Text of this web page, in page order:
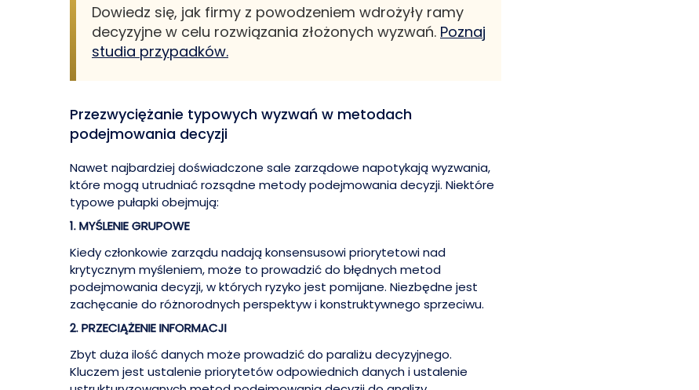
Dowiedz się, jak firmy z powodzeniem wdrożyły ramy
decyzyjne w celu rozwiązania złożonych wyzwań. Poznaj
studia przypadków.
Przezwyciężanie typowych wyzwań w metodach
podejmowania decyzji
Nawet najbardziej doświadczone sale zarządowe napotykają wyzwania,
które mogą utrudniać rozsądne metody podejmowania decyzji. Niektóre
typowe pułapki obejmują:
1. MYŚLENIE GRUPOWE
Kiedy członkowie zarządu nadają konsensusowi priorytetowi nad
krytycznym myśleniem, może to prowadzić do błędnych metod
podejmowania decyzji, w których ryzyko jest pomijane. Niezbędne jest
zachęcanie do różnorodnych perspektyw i konstruktywnego sprzeciwu.
2. PRZECIĄŻENIE INFORMACJI
Zbyt duża ilość danych może prowadzić do paraliżu decyzyjnego.
Kluczem jest ustalenie priorytetów odpowiednich danych i ustalenie